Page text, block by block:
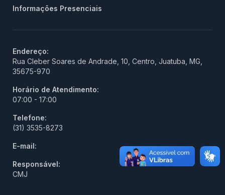
Informações Presenciais
Endereço:
Rua Cleber Soares de Andrade, 10, Centro, Juatuba, MG,
35675-970
Horário de Atendimento:
07:00 - 17:00
Telefone:
(31) 3535-8273
E-mail:
Responsável:
CMJ